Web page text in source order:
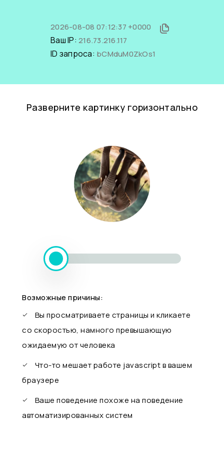
2026-08-08 07:12:37 +0000
Ваш IP: 216.73.216.117
ID запроса: bCMduM0ZkOs1
Разверните картинку горизонтально
Возможные причины:
Вы просматриваете страницы и кликаете
со скоростью, намного превышающую
ожидаемую от человека
Что-то мешает работе javascript в вашем
браузере
Ваше поведение похоже на поведение
автоматизированных систем